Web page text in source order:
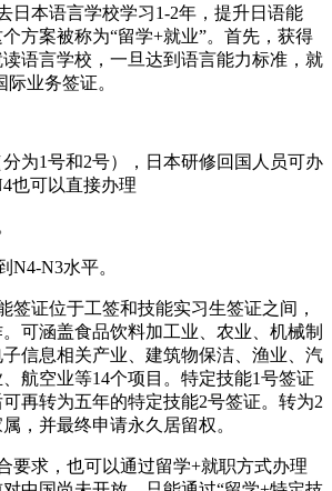
日本语言学校学习1-2年，提升日语能
方案被称为“留学+就业”。首先，获得
语言学校，一旦达到语言能力标准，就
业务签证。
为1号和2号），日本研修回国人员可办
也可以直接办理
N4-N3水平。
签证位于工签和技能实习生签证之间，
可涵盖食品饮料加工业、农业、机械制
信息相关产业、建筑物保洁、渔业、汽
航空业等14个项目。特定技能1号签证
再转为五年的特定技能2号签证。转为2
，并最终申请永久居留权。
要求，也可以通过留学+就职方式办理